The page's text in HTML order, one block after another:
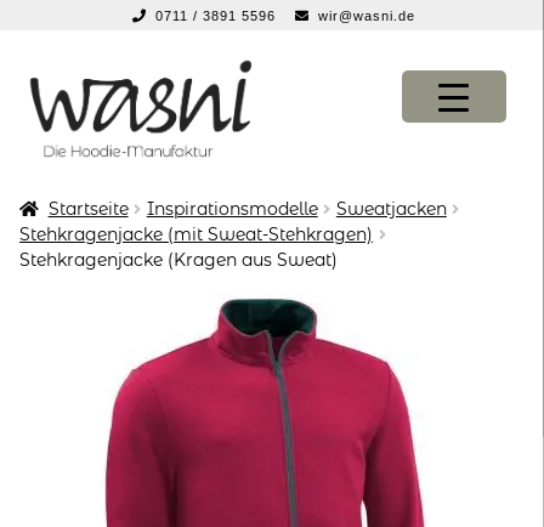
0711 / 3891 5596 wir@wasni.de
Navigation
springen
Inhalt
springen
KONFIGURATOR
KONFIGURATOR
Startseite Inspirationsmodelle
Sweatjacken
Stehkragenjacke (mit Sweat-Stehkragen)
Stehkragenjacke (Kragen aus Sweat)